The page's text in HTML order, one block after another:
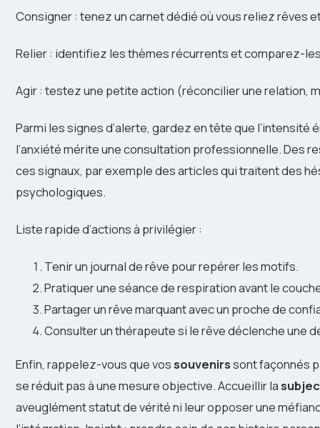
Consigner : tenez un carnet dédié où vous reliez rêves
Relier : identifiez les thèmes récurrents et comparez-
Agir : testez une petite action (réconcilier une relation,
Parmi les signes d’alerte, gardez en tête que
l’anxiété mérite une consultation professionnelle. Des
ces signaux, par exemple des articles qui traitent des
psychologiques.
Liste rapide d’actions à privilégier :
Tenir un journal de rêve pour repérer les motifs.
Pratiquer une séance de respiration avant le
Partager un rêve marquant avec un proche de
Consulter un thérapeute si le rêve déclenche une
Enfin, rappelez-vous que vossouvenirssont façonnés
se réduit pas à une mesure objective. Accueillir la
aveuglément statut de vérité ni leur opposer une